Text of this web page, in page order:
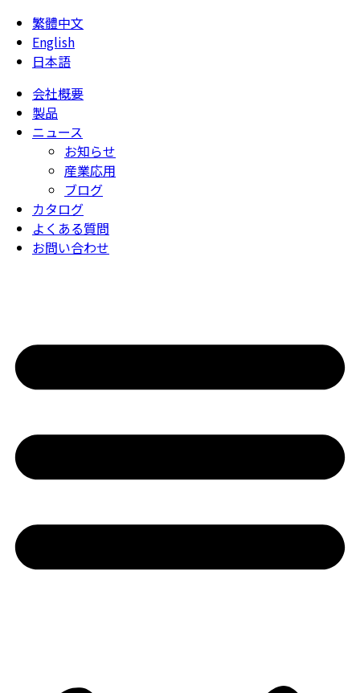
繁體中文
English
日本語
会社概要
製品
ニュース
お知らせ
産業応用
ブログ
カタログ
よくある質問
お問い合わせ